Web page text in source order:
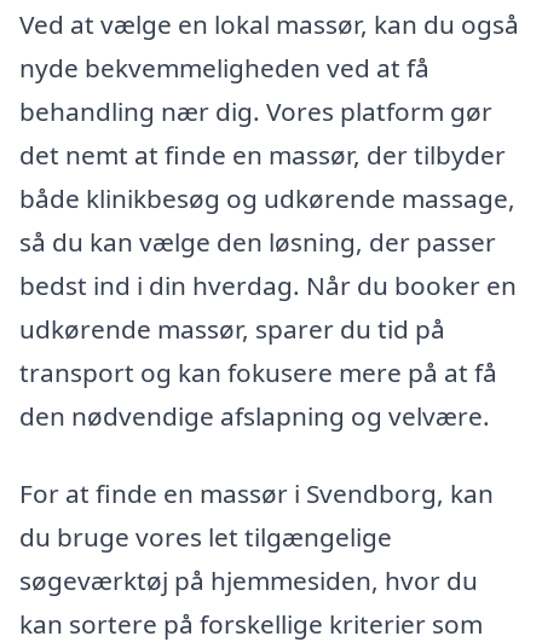
Ved at vælge en lokal massør, kan du også
nyde bekvemmeligheden ved at få
behandling nær dig. Vores platform gør
det nemt at finde en massør, der tilbyder
både klinikbesøg og udkørende massage,
så du kan vælge den løsning, der passer
bedst ind i din hverdag. Når du booker en
udkørende massør, sparer du tid på
transport og kan fokusere mere på at få
den nødvendige afslapning og velvære.
For at finde en massør i Svendborg, kan
du bruge vores let tilgængelige
søgeværktøj på hjemmesiden, hvor du
kan sortere på forskellige kriterier som